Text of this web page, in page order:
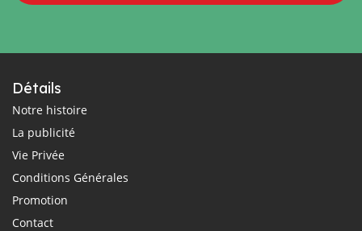
Détails
Notre histoire
La publicité
Vie Privée
Conditions Générales
Promotion
Contact